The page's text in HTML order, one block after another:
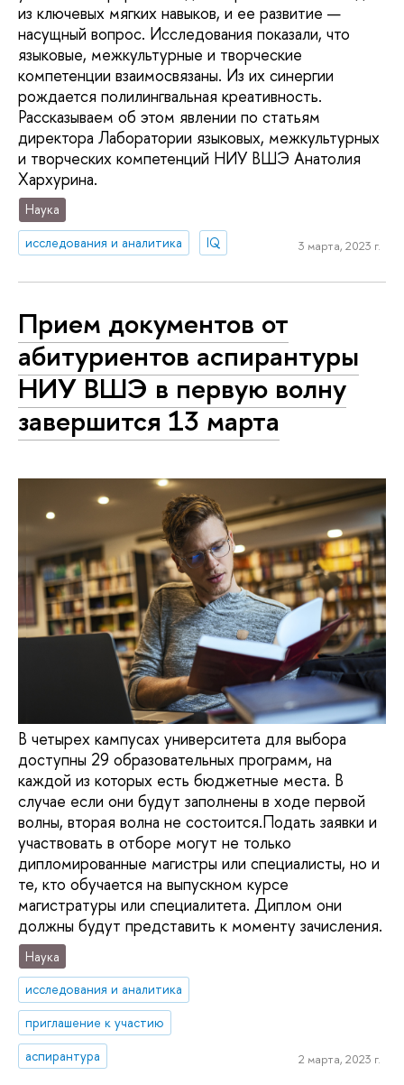
из ключевых мягких навыков, и ее развитие —
насущный вопрос. Исследования показали, что
языковые, межкультурные и творческие
компетенции взаимосвязаны. Из их синергии
рождается полилингвальная креативность.
Рассказываем об этом явлении по статьям
директора Лаборатории языковых, межкультурных
и творческих компетенций НИУ ВШЭ Анатолия
Хархурина.
Наука
исследования и аналитика
IQ 3 марта, 2023 г.
Прием документов от
абитуриентов аспирантуры
НИУ ВШЭ в первую волну
завершится 13 марта
В четырех кампусах университета для выбора
доступны 29 образовательных программ, на
каждой из которых есть бюджетные места. В
случае если они будут заполнены в ходе первой
волны, вторая волна не состоится.Подать заявки и
участвовать в отборе могут не только
дипломированные магистры или специалисты, но и
те, кто обучается на выпускном курсе
магистратуры или специалитета. Диплом они
должны будут представить к моменту зачисления.
Наука
исследования и аналитика
приглашение к участию
аспирантура
2 марта, 2023 г.